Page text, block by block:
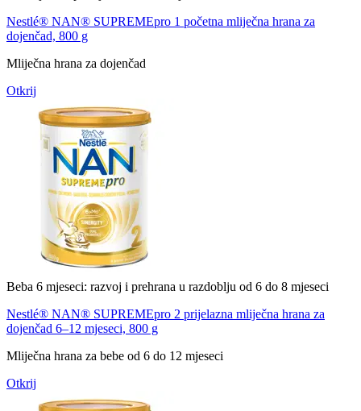
Nestlé® NAN® SUPREMEpro 1 početna mliječna hrana za
dojenčad, 800 g
Mliječna hrana za dojenčad
Otkrij
Beba 6 mjeseci: razvoj i prehrana u razdoblju od 6 do 8 mjeseci
Nestlé® NAN® SUPREMEpro 2 prijelazna mliječna hrana za
dojenčad 6–12 mjeseci, 800 g
Mliječna hrana za bebe od 6 do 12 mjeseci
Otkrij